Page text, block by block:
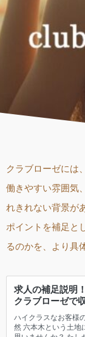
クラブローゼには
働きやすい雰囲気
れきれない背景が
ポイントを補足と
るのかを、より具